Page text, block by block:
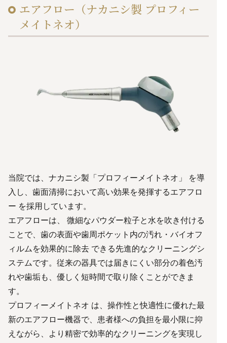
エアフロー（ナカニシ製 プロフィー
メイトネオ）
当院では、ナカニシ製「プロフィーメイトネオ」 を導
入し、歯面清掃において高い効果を発揮するエアフロ
ー を採用しています。
エアフローは、 微細なパウダー粒子と水を吹き付ける
ことで、歯の表面や歯周ポケット内の汚れ・バイオフ
ィルムを効果的に除去 できる先進的なクリーニングシ
ステムです。従来の器具では届きにくい部分の着色汚
れや歯垢も、優しく短時間で取り除くことができま
す。
プロフィーメイトネオ は、操作性と快適性に優れた最
新のエアフロー機器で、患者様への負担を最小限に抑
えながら、より精密で効率的なクリーニングを実現し